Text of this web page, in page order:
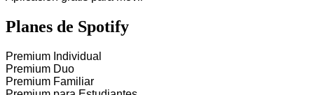
Planes de Spotify
Premium Individual
Premium Duo
Premium Familiar